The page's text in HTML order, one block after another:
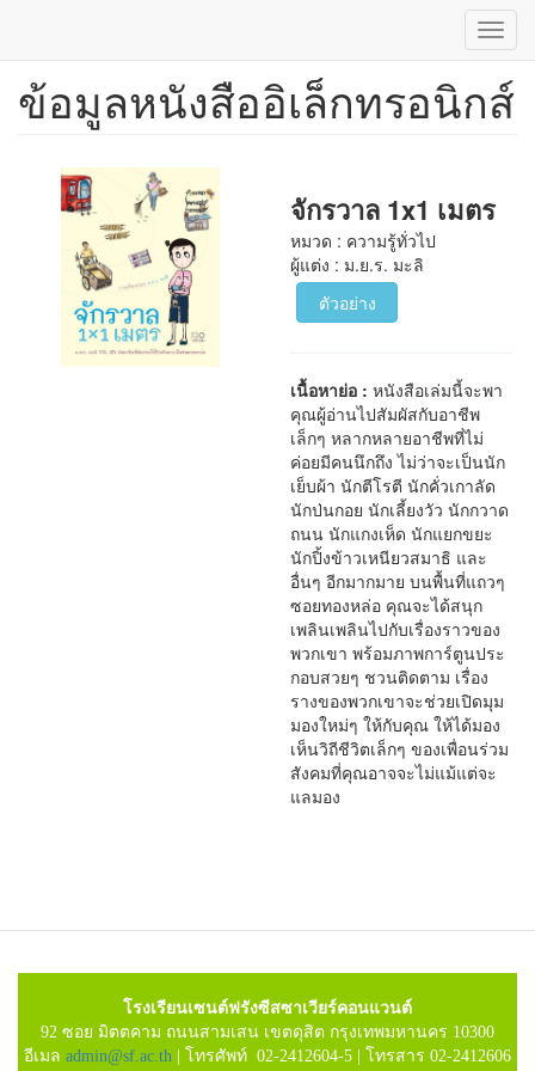
ข้าม
ข้อมูลหนังสืออิเล็กทรอนิกส์
จักรวาล 1x1 เมตร
หมวด : ความรู้ทั่วไป
ผู้แต่ง : ม.ย.ร. มะลิ
ตัวอย่าง
เนื้อหาย่อ :หนังสือเล่มนี้จะพา
คุณผู้อ่านไปสัมผัสกับอาชีพ
เล็กๆ หลากหลายอาชีพที่ไม่
ค่อยมีคนนึกถึง ไม่ว่าจะเป็นนัก
เย็บผ้า นักตีโรตี นักคั่วเกาลัด
นักป่นกอย นักเลี้ยงวัว นักกวาด
ถนน นักแกงเห็ด นักแยกขยะ
นักปิ้งข้าวเหนียวสมาธิ และ
อื่นๆ อีกมากมาย บนพื้นที่แถวๆ
ซอยทองหล่อ คุณจะได้สนุก
เพลินเพลินไปกับเรื่องราวของ
พวกเขา พร้อมภาพการ์ตูนประ
กอบสวยๆ ชวนติดตาม เรื่อง
รางของพวกเขาจะช่วยเปิดมุม
มองใหม่ๆ ให้กับคุณ ให้ได้มอง
เห็นวิถีชีวิตเล็กๆ ของเพื่อนร่วม
สังคมที่คุณอาจจะไม่แม้แต่จะ
แลมอง
โรงเรียนเซนต์ฟรังซีสซาเวียร์คอนแวนต์
92 ซอย มิตตคาม ถนนสามเสน เขตดุสิต กรุงเทพมหานคร 10300
อีเมล admin@sf.ac.th | โทรศัพท์ 02-2412604-5 | โทรสาร 02-2412606